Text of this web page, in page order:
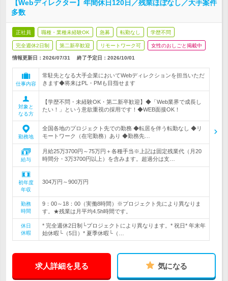
【Webディレクター】年間休日120日／残業ほぼなし／大手案件
多数
正社員 職種・業種未経験OK 急募 転勤なし 学歴不問
完全週休2日制 第二新卒歓迎 リモートワーク可 女性のおしごと掲載中
情報更新日：2026/07/31 終了予定日： 2026/10/01
仕事内容
常駐先となる大手企業においてWebディレクションを担当いただ
きます◆将来はPL・PMも目指せます
対象と
なる方
【学歴不問・未経験OK・第二新卒歓迎】◆「Web業界で成長し
たい！」という意欲重視の採用です！◆WEB面接OK！
勤務地
全国各地のプロジェクト先での勤務 ◆転居を伴う転勤なし ◆リ
モートワーク（在宅勤務）あり ◆勤務先…
給与
月給25万3700円～75万円＋各種手当※上記は固定残業代（月20
時間分・3万3700円以上）を含みます。超過分は支…
初年度
年収
304万円～900万円
勤務
時間
9：00～18：00（実働8時間）※プロジェクト先により異なりま
す。★残業は月平均4.5h時間です。
休日
休暇
* 完全週休2日制└プロジェクトにより異なります。* 祝日* 年末年
始休暇└（5日）* 夏季休暇└（…
求人詳細を見る 気になる